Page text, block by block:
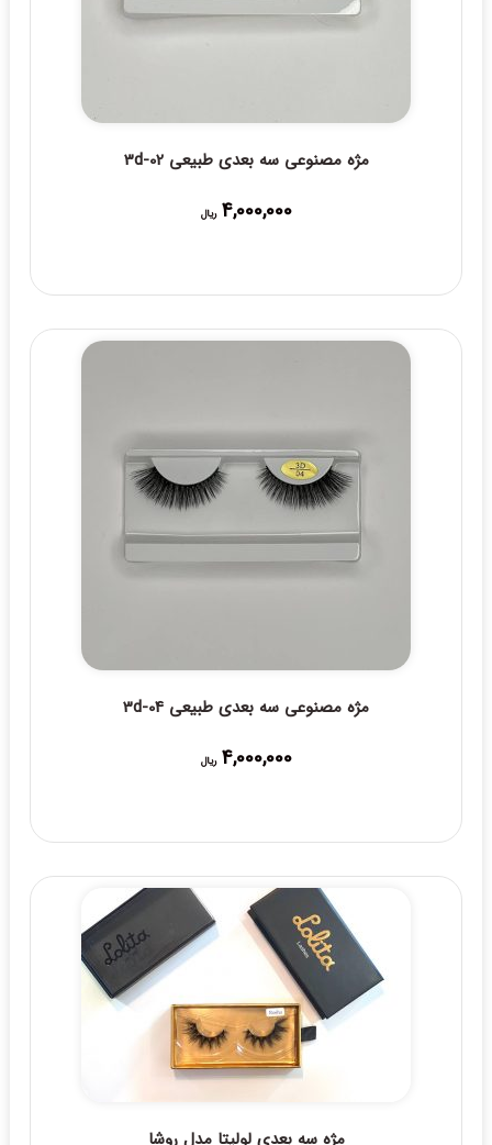
مژه مصنوعی سه بعدی طبیعی 3d-02
4,000,000 ریال
مژه مصنوعی سه بعدی طبیعی 3d-04
4,000,000 ریال
مژه سه بعدی لولیتا مدل روشا